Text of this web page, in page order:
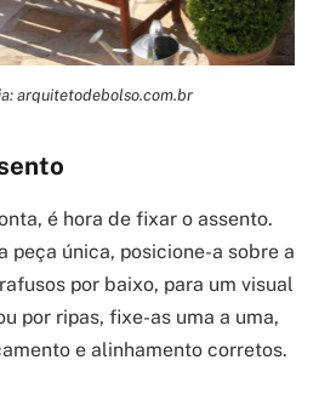
arquitetodebolso.com.br
é hora de fixar o assento.
peça única, posicione-a sobre a
por baixo, para um visual
por ripas, fixe-as uma a uma,
e alinhamento corretos.